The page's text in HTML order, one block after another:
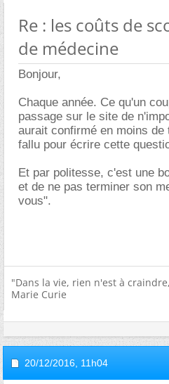
Re : les coûts de
de médecine
Bonjour,
Chaque année. Ce qu'un
passage sur le site de
aurait confirmé en moins
fallu pour écrire cette
Et par politesse, c'est une
et de ne pas terminer son
vous".
"Dans la vie, rien n'est à
Marie Curie
20/12/2016, 11h04